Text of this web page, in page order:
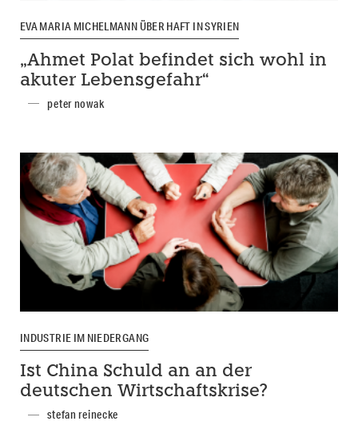
EVA MARIA MICHELMANN ÜBER HAFT IN SYRIEN
„Ahmet Polat befindet sich wohl in
akuter Lebensgefahr“
peter nowak
INDUSTRIE IM NIEDERGANG
Ist China Schuld an an der
deutschen Wirtschaftskrise?
stefan reinecke